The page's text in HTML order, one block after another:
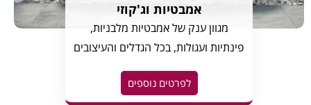
אמבטיות וג'קוזי
מגוון ענק של אמבטיות מלבניות,
פינתיות ועגולות, בכל הגדלים והעיצובים
לפרטים נוספים